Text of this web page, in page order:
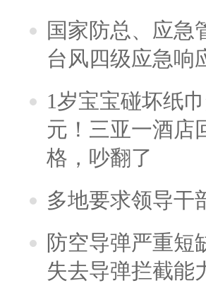
国家防总、应急
台风四级应急响
1岁宝宝碰坏纸
元！三亚一酒店
格，吵翻了
多地要求领导干
防空导弹严重短
失去导弹拦截能